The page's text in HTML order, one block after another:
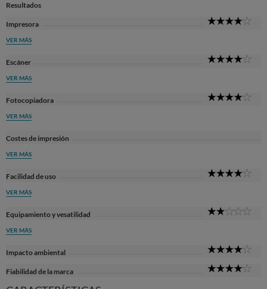
Resultados
Impresora
VER MÁS
Escáner
VER MÁS
Fotocopiadora
VER MÁS
Costes de impresión
VER MÁS
Facilidad de uso
VER MÁS
Equipamiento y vesatilidad
VER MÁS
Impacto ambiental
Fiabilidad de la marca